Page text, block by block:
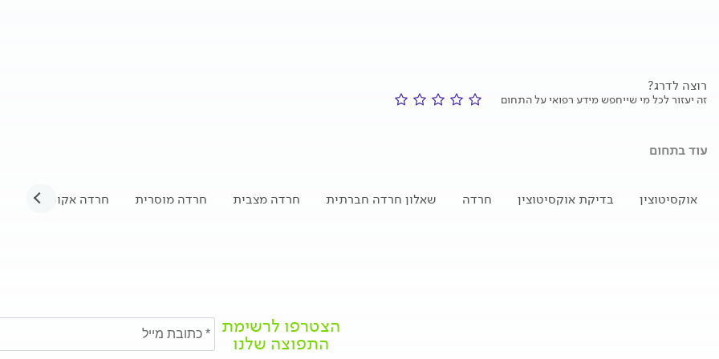
רוצה לדרג?
זה יעזור לכל מי שייחפש מידע רפואי על התחום
עוד בתחום
אוקסיטוצין בדיקת אוקסיטוצין חרדה שאלון חרדה חברתית חרדה מצבית חרדה מוסרית חרדה אקוטית
הצטרפו לרשימת
התפוצה שלנו